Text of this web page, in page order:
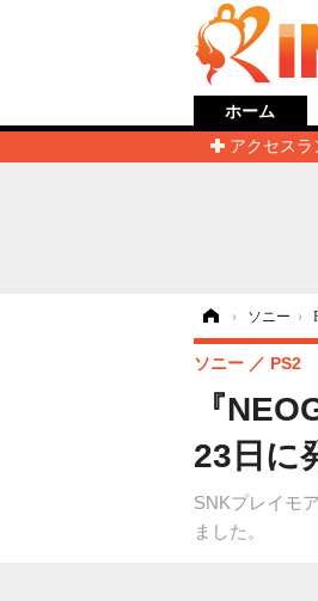
ホーム
アクセス
› ソニー ›
『
23日に
SNKプレイモ
ました。
ソニー PS2